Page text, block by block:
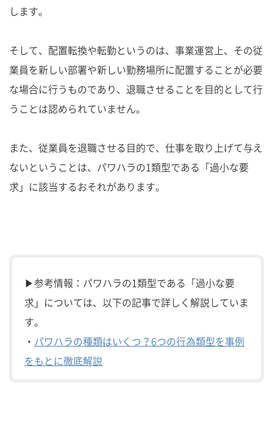
します。
そして、配置転換や転勤というのは、事業運営上、その従
業員を新しい部署や新しい勤務場所に配置することが必要
な場合に行うものであり、退職させることを目的として行
うことは認められていません。
また、従業員を退職させる目的で、仕事を取り上げて与え
ないということは、パワハラの1類型である「過小な要
求」に該当するおそれがあります。
▶参考情報：パワハラの1類型である「過小な要
求」については、以下の記事で詳しく解説していま
す。
・ パワハラの種類はいくつ？6つの行為類型を事例
をもとに徹底解説